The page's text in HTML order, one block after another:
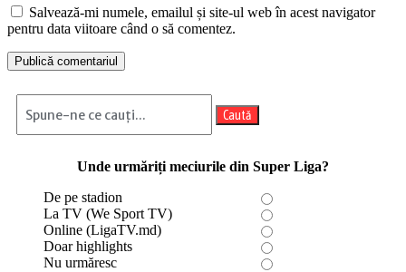
Salvează-mi numele, emailul și site-ul web în acest navigator
pentru data viitoare când o să comentez.
Caută
Unde urmăriți meciurile din Super Liga?
De pe stadion
La TV (We Sport TV)
Online (LigaTV.md)
Doar highlights
Nu urmăresc